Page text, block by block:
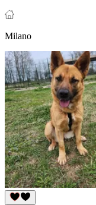
Milano